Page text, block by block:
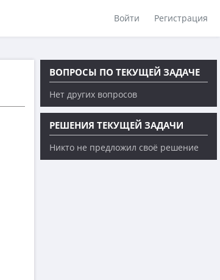
Войти Регистрация
ВОПРОСЫ ПО ТЕКУЩЕЙ ЗАДАЧЕ
Нет других вопросов
РЕШЕНИЯ ТЕКУЩЕЙ ЗАДАЧИ
Никто не предложил своё решение